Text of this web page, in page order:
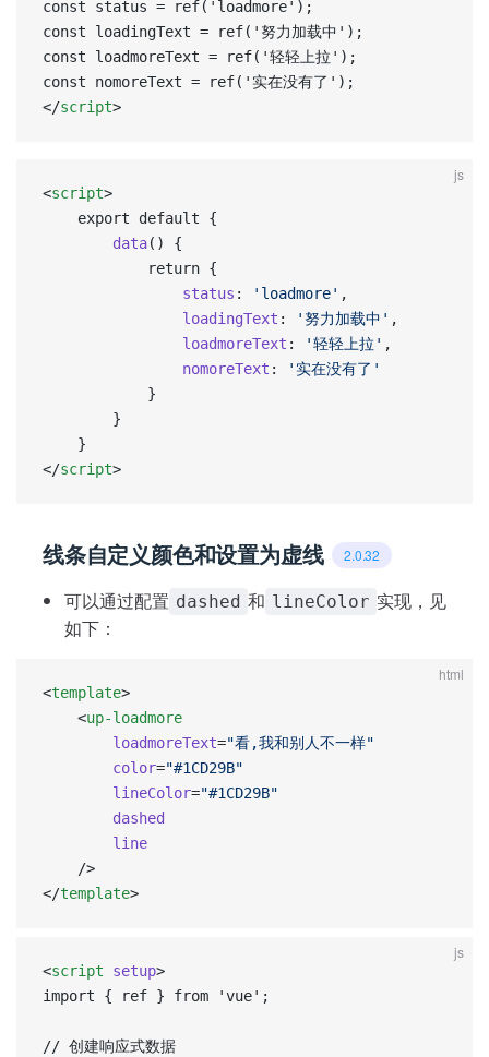
const status = ref('loadmore');
const loadingText = ref('努力加载中');
const loadmoreText = ref('轻轻上拉');
const nomoreText = ref('实在没有了');
</script>
js
<script>
	export default {
		data
() {
			return {
				status
: 'loadmore' ,
                loadingText
: '努力加载中' ,
                loadmoreText
: '轻轻上拉' ,
                nomoreText
:
'实在没有了'
			}
		}
	}
</script>
线条自定义颜色和设置为虚线 2.0.32
可以通过配置 dashed 和 lineColor 实现，见
如下：
html
<template>
	<
up-loadmore
		loadmoreText
="看,我和别人不一样"
		color
="#1CD29B"
		lineColor
="#1CD29B"
		dashed
		line
    />
</template>
js
<script setup>
import { ref } from 'vue';
// 创建响应式数据